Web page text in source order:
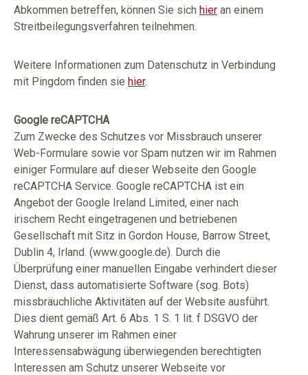
Abkommen betreffen, können Sie sich hier an einem
Streitbeilegungsverfahren teilnehmen.
Weitere Informationen zum Datenschutz in Verbindung
mit Pingdom finden sie hier.
Google reCAPTCHA
Zum Zwecke des Schutzes vor Missbrauch unserer
Web-Formulare sowie vor Spam nutzen wir im Rahmen
einiger Formulare auf dieser Webseite den Google
reCAPTCHA Service. Google reCAPTCHA ist ein
Angebot der Google Ireland Limited, einer nach
irischem Recht eingetragenen und betriebenen
Gesellschaft mit Sitz in Gordon House, Barrow Street,
Dublin 4, Irland. (www.google.de). Durch die
Überprüfung einer manuellen Eingabe verhindert dieser
Dienst, dass automatisierte Software (sog. Bots)
missbräuchliche Aktivitäten auf der Website ausführt.
Dies dient gemäß Art. 6 Abs. 1 S. 1 lit. f DSGVO der
Wahrung unserer im Rahmen einer
Interessensabwägung überwiegenden berechtigten
Interessen am Schutz unserer Webseite vor